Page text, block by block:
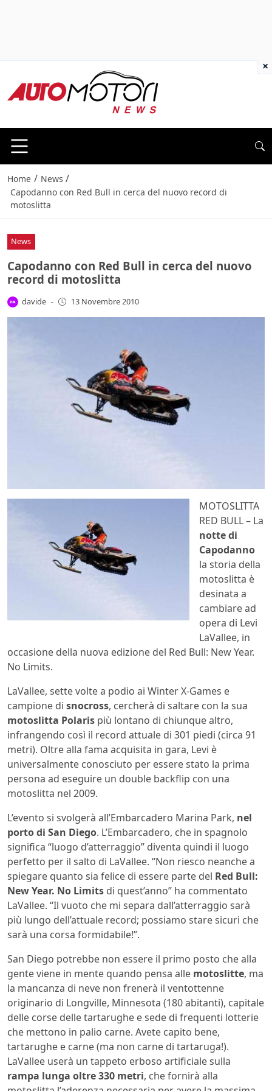
Home / News /
Capodanno con Red Bull in cerca del nuovo record di
motoslitta
News
Capodanno con Red Bull in cerca del nuovo
record di motoslitta
davide - 13 Novembre 2010
MOTOSLITTA
RED BULL – La
notte di
Capodanno
la storia della
motoslitta è
desinata a
cambiare ad
opera di Levi
LaVallee, in
occasione della nuova edizione del Red Bull: New Year.
No Limits.
LaVallee, sette volte a podio ai Winter X-Games e
campione di snocross, cercherà di saltare con la sua
motoslitta Polaris più lontano di chiunque altro,
infrangendo così il record attuale di 301 piedi (circa 91
metri). Oltre alla fama acquisita in gara, Levi è
universalmente conosciuto per essere stato la prima
persona ad eseguire un double backflip con una
motoslitta nel 2009.
L’evento si svolgerà all’Embarcadero Marina Park, nel
porto di San Diego. L’Embarcadero, che in spagnolo
significa “luogo d’atterraggio” diventa quindi il luogo
perfetto per il salto di LaVallee. “Non riesco neanche a
spiegare quanto sia felice di essere parte del Red Bull:
New Year. No Limits di quest’anno” ha commentato
LaVallee. “Il vuoto che mi separa dall’atterraggio sarà
più lungo dell’attuale record; possiamo stare sicuri che
sarà una corsa formidabile!”.
San Diego potrebbe non essere il primo posto che alla
gente viene in mente quando pensa alle motoslitte, ma
la mancanza di neve non frenerà il ventottenne
originario di Longville, Minnesota (180 abitanti), capitale
delle corse delle tartarughe e sede di frequenti lotterie
che mettono in palio carne. Avete capito bene,
tartarughe e carne (ma non carne di tartaruga!).
LaVallee userà un tappeto erboso artificiale sulla
rampa lunga oltre 330 metri, che fornirà alla
×